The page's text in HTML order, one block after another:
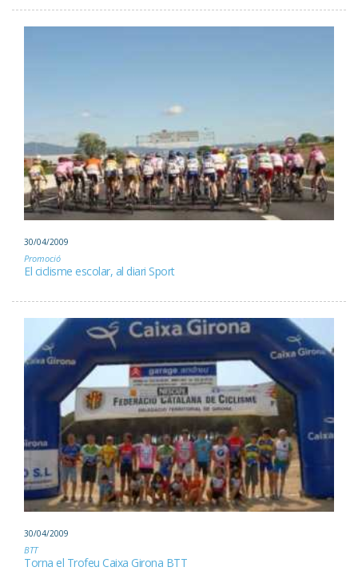
30/04/2009
Promoció
El ciclisme escolar, al diari Sport
30/04/2009
BTT
Torna el Trofeu Caixa Girona BTT